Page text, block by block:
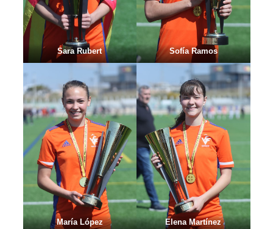
Sara Rubert Sofía Ramos
María López Elena Martínez